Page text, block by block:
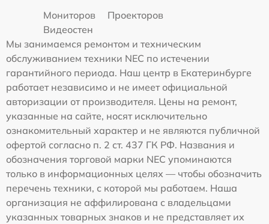
Мониторов
Проекторов
Видеостен
Мы занимаемся ремонтом и техническим
обслуживанием техники NEC по истечении
гарантийного периода. Наш центр в Екатеринбурге
работает независимо и не имеет официальной
авторизации от производителя. Цены на ремонт,
указанные на сайте, носят исключительно
ознакомительный характер и не являются публичной
офертой согласно п. 2 ст. 437 ГК РФ. Названия и
обозначения торговой марки NEC упоминаются
только в информационных целях — чтобы обозначить
перечень техники, с которой мы работаем. Наша
организация не аффилирована с владельцами
указанных товарных знаков и не представляет их